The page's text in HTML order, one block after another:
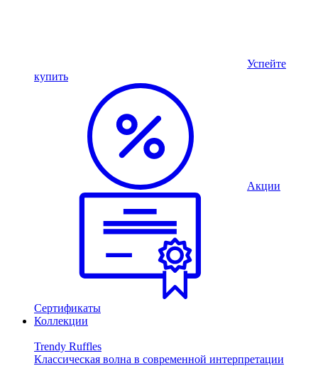
Успейте
купить
Акции
Сертификаты
Коллекции
Trendy Ruffles
Классическая волна в современной интерпретации